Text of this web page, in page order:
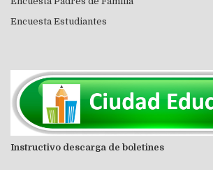
Encuesta Estudiantes
Instructivo descarga de boletines